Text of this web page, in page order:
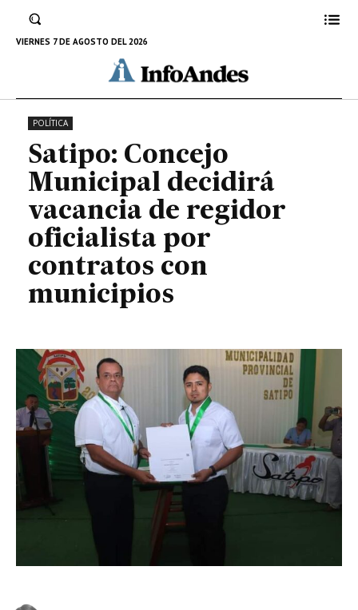
VIERNES 7 DE AGOSTO DEL 2026municipios
7 DE OCTUBRE DE 2024
POLÍTICA
Satipo: Concejo
Municipal decidirá
vacancia de regidor
oficialista por
contratos con
municipios